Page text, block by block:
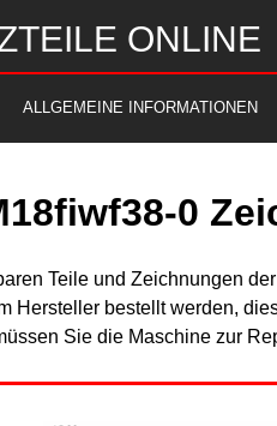
ONLINE
ALLGEMEINE INFORMATIONEN
0
Teile und Zeichnungen
Hersteller bestellt werden,
Sie die Maschine zur